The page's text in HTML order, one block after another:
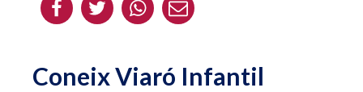
Coneix Viaró Infantil